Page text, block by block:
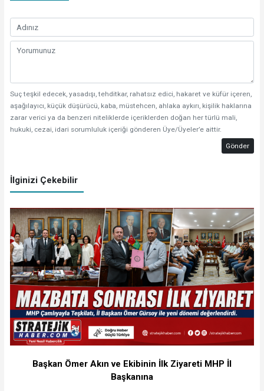
Suç teşkil edecek, yasadışı, tehditkar, rahatsız edici, hakaret ve küfür içeren,
aşağılayıcı, küçük düşürücü, kaba, müstehcen, ahlaka aykırı, kişilik haklarına
zarar verici ya da benzeri niteliklerde içeriklerden doğan her türlü mali,
hukuki, cezai, idari sorumluluk içeriği gönderen Üye/Üyeler’e aittir.
Gönder
İlginizi Çekebilir
Başkan Ömer Akın ve Ekibinin İlk Ziyareti MHP İl
Başkanına